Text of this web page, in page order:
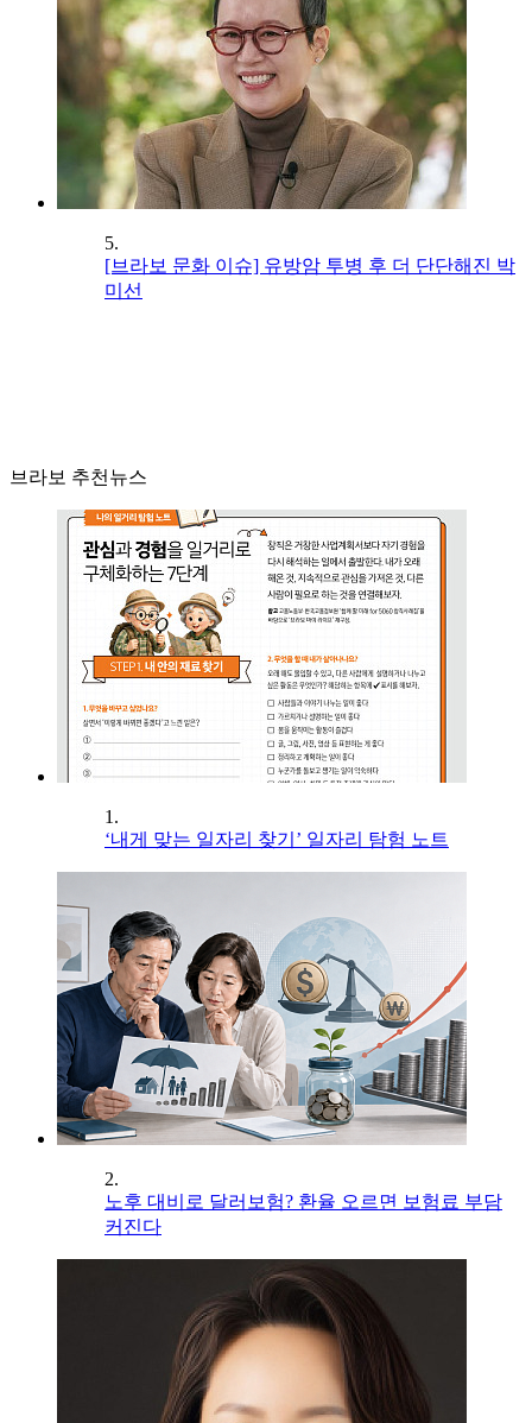
5.
[브라보 문화 이슈] 유방암 투병 후 더 단단해진 박
미선
브라보 추천뉴스
1.
‘내게 맞는 일자리 찾기’ 일자리 탐험 노트
2.
노후 대비로 달러보험? 환율 오르면 보험료 부담
커진다